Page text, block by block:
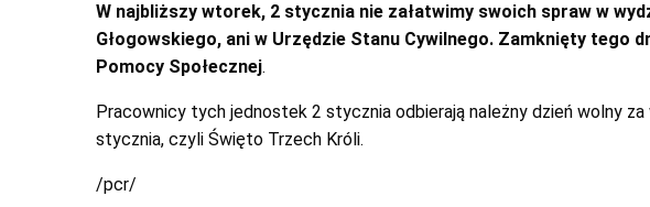
W najbliższy wtorek, 2 stycznia nie załatwimy swoich spraw w
Głogowskiego, ani w Urzędzie Stanu Cywilnego. Zamknięty tego
Pomocy Społecznej.
Pracownicy tych jednostek 2 stycznia odbierają należny dzień wolny
stycznia, czyli Święto Trzech Króli.
/pcr/